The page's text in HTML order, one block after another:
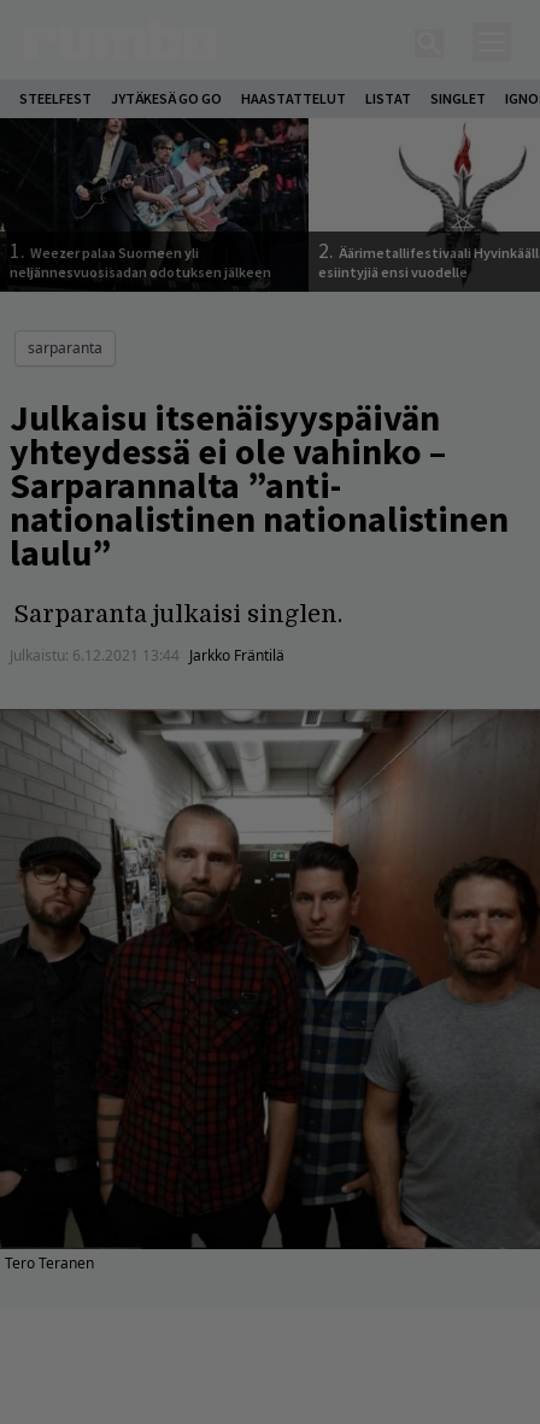
STEELFEST JYTÄKESÄ GO GO HAASTATTELUT LISTAT SINGLET
1. Weezer palaa Suomeen yli
neljännesvuosisadan odotuksen jälkeen
2. Äärimetallifestivaali
esiintyjiä ensi vuodelle
sarparanta
Julkaisu itsenäisyyspäivän
yhteydessä ei ole vahinko –
Sarparannalta ”anti-
nationalistinen nationalistinen
laulu”
Sarparanta julkaisi singlen.
Julkaistu: 6.12.2021 13:44 Jarkko Fräntilä
Tero Teranen